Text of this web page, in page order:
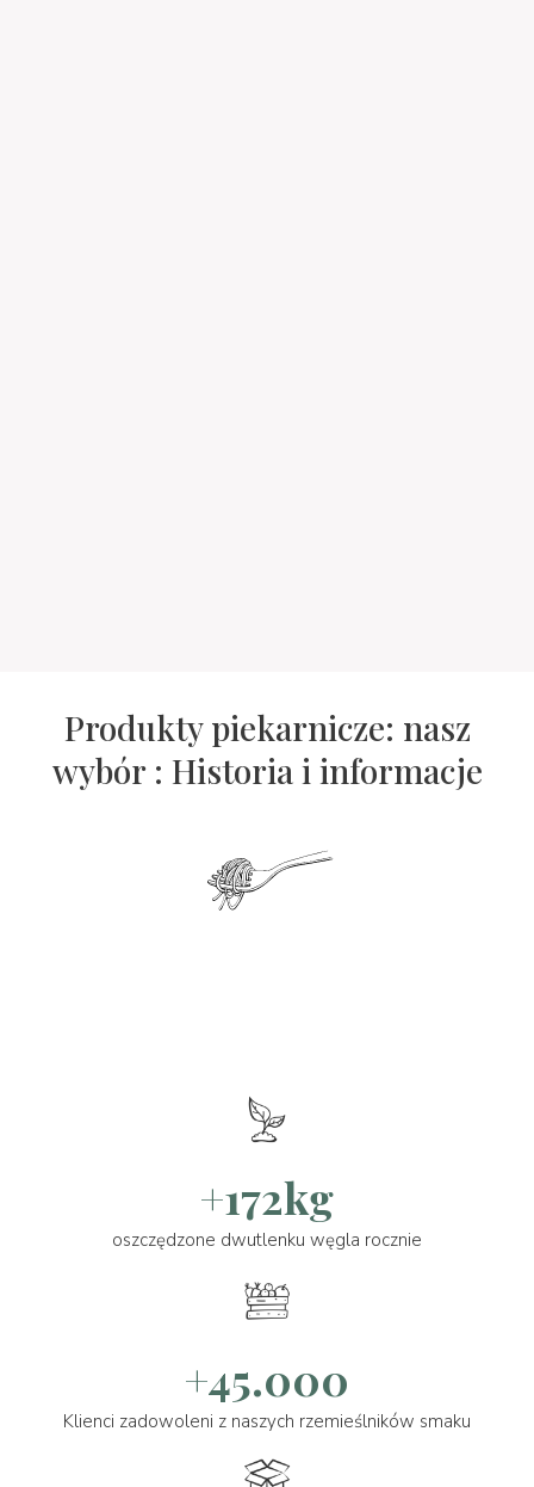
Produkty piekarnicze: nasz
wybór : Historia i informacje
+172kg
oszczędzone dwutlenku węgla rocznie
+45.000
Klienci zadowoleni z naszych rzemieślników smaku